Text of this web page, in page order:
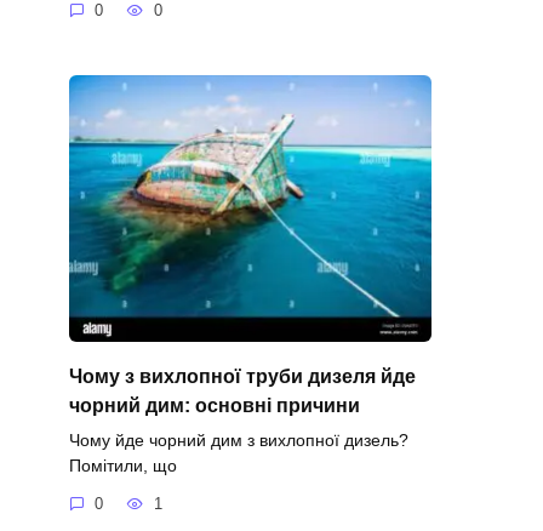
0 0
Чому з вихлопної труби дизеля йде
чорний дим: основні причини
Чому йде чорний дим з вихлопної дизель?
Помітили, що
0 1